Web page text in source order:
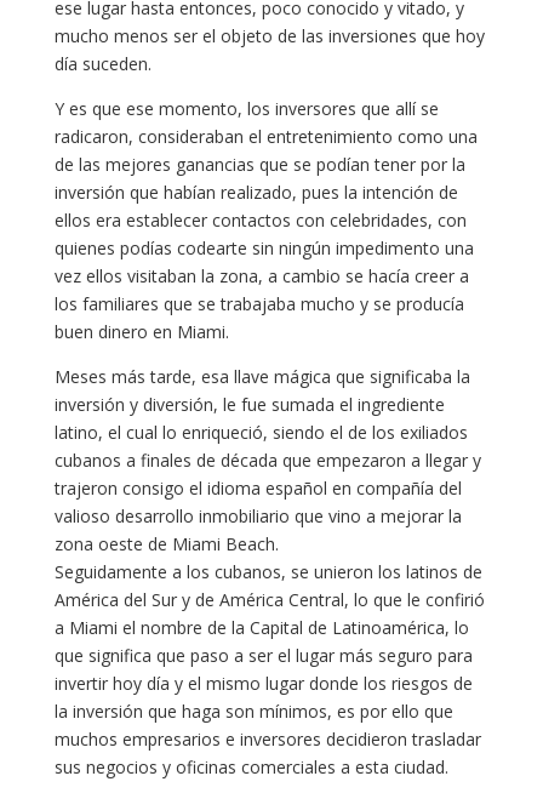
ese lugar hasta entonces, poco conocido y vitado, y
mucho menos ser el objeto de las inversiones que hoy
día suceden.
Y es que ese momento, los inversores que allí se
radicaron, consideraban el entretenimiento como una
de las mejores ganancias que se podían tener por la
inversión que habían realizado, pues la intención de
ellos era establecer contactos con celebridades, con
quienes podías codearte sin ningún impedimento una
vez ellos visitaban la zona, a cambio se hacía creer a
los familiares que se trabajaba mucho y se producía
buen dinero en Miami.
Meses más tarde, esa llave mágica que significaba la
inversión y diversión, le fue sumada el ingrediente
latino, el cual lo enriqueció, siendo el de los exiliados
cubanos a finales de década que empezaron a llegar y
trajeron consigo el idioma español en compañía del
valioso desarrollo inmobiliario que vino a mejorar la
zona oeste de Miami Beach.
Seguidamente a los cubanos, se unieron los latinos de
América del Sur y de América Central, lo que le confirió
a Miami el nombre de la Capital de Latinoamérica, lo
que significa que paso a ser el lugar más seguro para
invertir hoy día y el mismo lugar donde los riesgos de
la inversión que haga son mínimos, es por ello que
muchos empresarios e inversores decidieron trasladar
sus negocios y oficinas comerciales a esta ciudad.